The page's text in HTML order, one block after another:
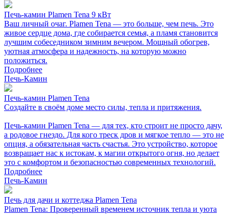
Печь-камин Plamen Tena 9 кВт
Ваш личный очаг. Plamen Tena — это больше, чем печь. Это
живое сердце дома, где собирается семья, а пламя становится
лучшим собеседником зимним вечером. Мощный обогрев,
уютная атмосфера и надежность, на которую можно
положиться.
Подробнее
Печь-Камин
Печь-камин Plamen Tena
Создайте в своём доме место силы, тепла и притяжения.
Печь-камин Plamen Tena — для тех, кто строит не просто дачу,
а родовое гнездо. Для кого треск дров и мягкое тепло — это не
опция, а обязательная часть счастья. Это устройство, которое
возвращает нас к истокам, к магии открытого огня, но делает
это с комфортом и безопасностью современных технологий.
Подробнее
Печь-Камин
Печь для дачи и коттеджа Plamen Tena
Plamen Tena: Проверенный временем источник тепла и уюта